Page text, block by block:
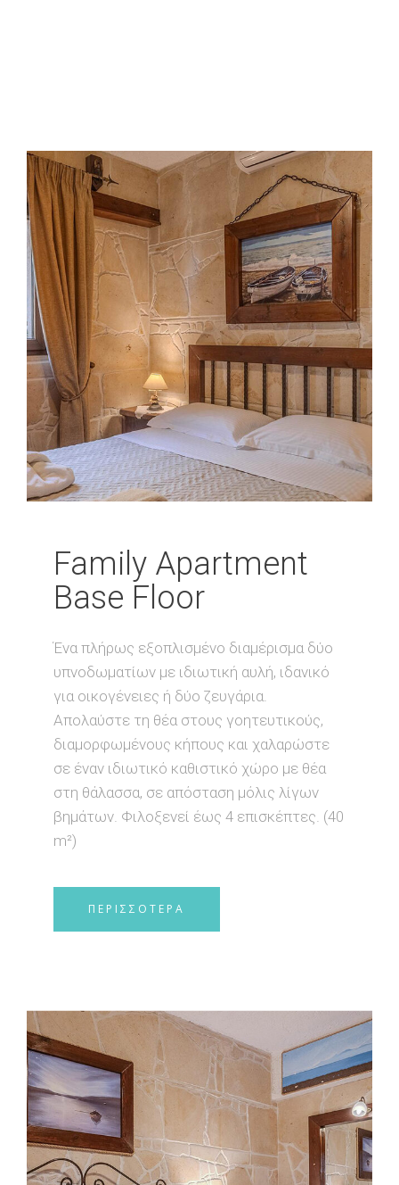
Family Apartment
Base Floor
Ένα πλήρως εξοπλισμένο διαμέρισμα δύο
υπνοδωματίων με ιδιωτική αυλή, ιδανικό
για οικογένειες ή δύο ζευγάρια.
Απολαύστε τη θέα στους γοητευτικούς,
διαμορφωμένους κήπους και χαλαρώστε
σε έναν ιδιωτικό καθιστικό χώρο με θέα
στη θάλασσα, σε απόσταση μόλις λίγων
βημάτων. Φιλοξενεί έως 4 επισκέπτες. (40
m²)
ΠΕΡΙΣΣΟΤΕΡΑ